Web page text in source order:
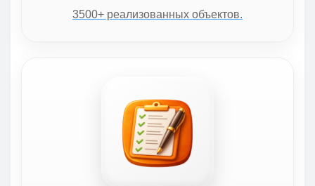
3500+ реализованных объектов.